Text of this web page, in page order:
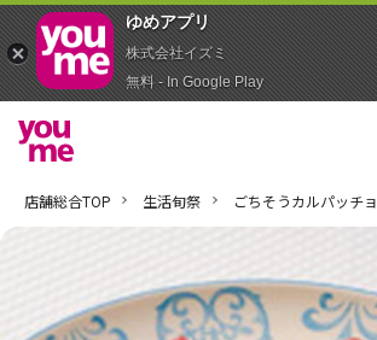
店舗総合TOP 生活旬祭 ごちそうカルパッチョ
ゆめアプ‪リ‬
株式会社イズミ
無料 - In Google Play